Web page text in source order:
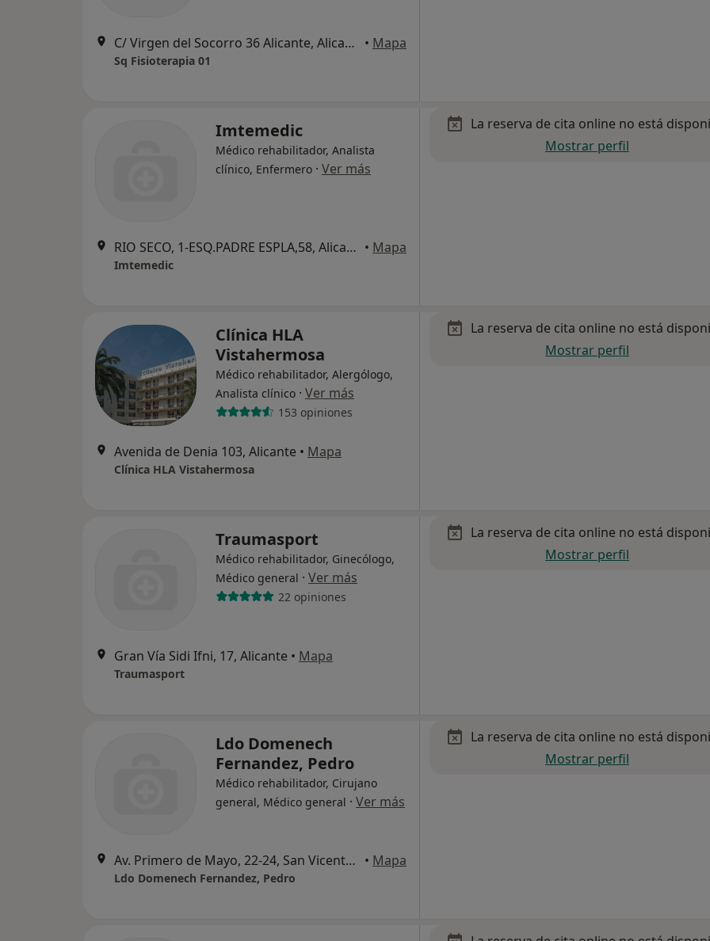
C/ Virgen del Socorro 36 Alicante, Alicante • Mapa
Sq Fisioterapia 01
Imtemedic
Médico rehabilitador, Analista
clínico, Enfermero · Ver más
RIO SECO, 1-ESQ.PADRE ESPLA,58, Alicante • Mapa
Imtemedic
La reserva de cita online no está
Mostrar perfil
Clínica HLA
Vistahermosa
Médico rehabilitador, Alergólogo,
Analista clínico · Ver más
153 opiniones
Avenida de Denia 103, Alicante • Mapa
Clínica HLA Vistahermosa
La reserva de cita online no está
Mostrar perfil
Traumasport
Médico rehabilitador, Ginecólogo,
Médico general · Ver más
22 opiniones
Gran Vía Sidi Ifni, 17, Alicante • Mapa
Traumasport
La reserva de cita online no está
Mostrar perfil
Ldo Domenech
Fernandez, Pedro
Médico rehabilitador, Cirujano
general, Médico general · Ver más
Av. Primero de Mayo, 22-24, San Vicente del Raspeig • Mapa
Ldo Domenech Fernandez, Pedro
La reserva de cita online no está
Mostrar perfil